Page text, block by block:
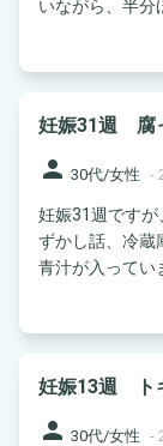
いながら、半分
妊娠31週 腐
person 30代/女性 -
妊娠31週です
ずかし話、冷蔵
妊娠13週 ト
person 30代/女性 -